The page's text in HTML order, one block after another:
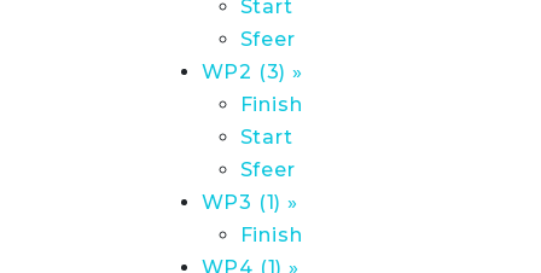
Start
Sfeer
WP2 (3) »
Finish
Start
Sfeer
WP3 (1) »
Finish
WP4 (1) »